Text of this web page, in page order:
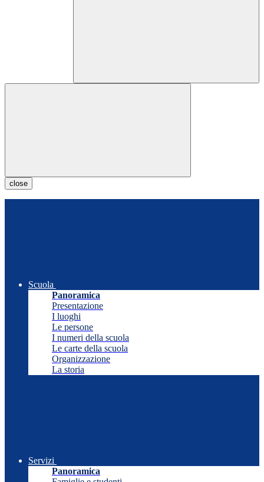
close
Scuola
Panoramica
Presentazione
I luoghi
Le persone
I numeri della scuola
Le carte della scuola
Organizzazione
La storia
Servizi
Panoramica